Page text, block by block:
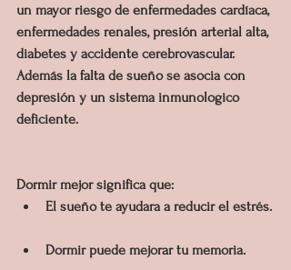
un mayor riesgo de enfermedades cardíaca,
enfermedades renales, presión arterial alta,
diabetes y accidente cerebrovascular.
Además la falta de sueño se asocia con
depresión y un sistema inmunologico
deficiente.
Dormir mejor significa que:
El sueño te ayudara a reducir el estrés.
Dormir puede mejorar tu memoria.